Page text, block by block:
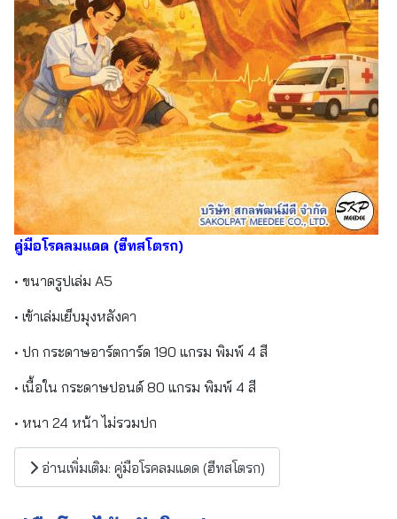
คู่มือโรคลมแดด (ฮีทสโตรก)
• ขนาดรูปเล่ม A5
• เข้าเล่มเย็บมุงหลังคา
• ปก กระดาษอาร์ตการ์ด 190 แกรม พิมพ์ 4 สี
• เนื้อใน กระดาษปอนด์ 80 แกรม พิมพ์ 4 สี
• หนา 24 หน้า ไม่รวมปก
อ่านเพิ่มเติม: คู่มือโรคลมแดด (ฮีทสโตรก)